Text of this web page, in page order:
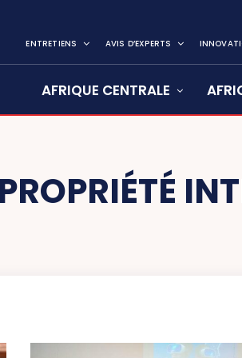
ENTRETIENS AVIS D’EXPERTS
AFRIQUE CENTRALE